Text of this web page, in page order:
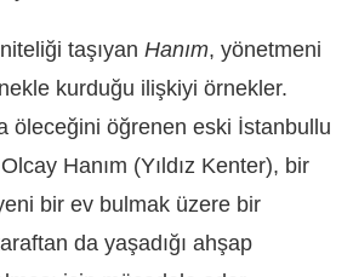
taşıyan Hanım, yönetmeni
kurduğu ilişkiyi örnekler.
öleceğini öğrenen eski İstanbullu
Hanım (Yıldız Kenter), bir
bir ev bulmak üzere bir
da yaşadığı ahşap